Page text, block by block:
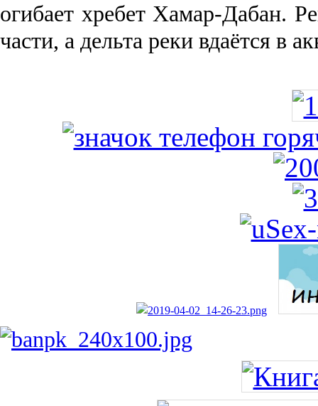
огибает хребет Хамар-Дабан.
части, а дельта реки вда­ётся в